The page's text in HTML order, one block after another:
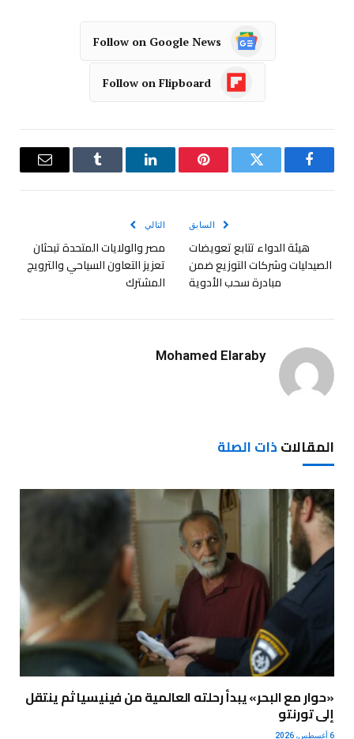
Follow on Google News
Follow on Flipboard
فيسبوك تويتر بينتيريستلينكدإن Tumblr
البريد
السابق
هيئة الدواء تتابع تعويضات
الصيدليات وشركات التوزيع ضمن
مبادرة سحب الأدوية
التالي
مصر والولايات المتحدة تبحثان
تعزيز التعاون السياحي والترويج
المشترك
Mohamed Elaraby
المقالاتذات الصلة
«حوار مع البحر» يبدأ رحلته العالمية من فينيسيا ثم ينتقل
إلى تورنتو
6 أغسطس، 2026